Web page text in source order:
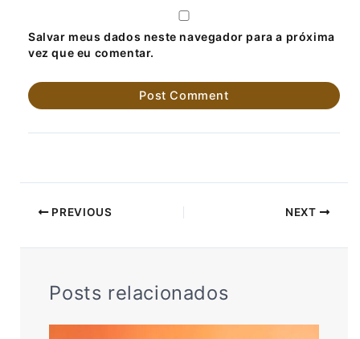
Salvar meus dados neste navegador para a próxima
vez que eu comentar.
PREVIOUS NEXT
Posts relacionados